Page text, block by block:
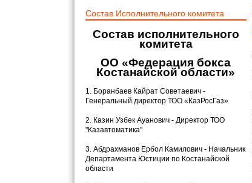
Состав Исполнительного комитета
Состав исполнительного
комитета
ОО «Федерация бокса
Костанайской области»
1. Боранбаев Кайрат Советаевич -
Генеральный директор ТОО «КазРосГаз»
2. Казин Узбек Ауанович - Директор ТОО
"Казавтоматика"
3. Абдрахманов Ербол Камилович - Начальник
Департамента Юстиции по Костанайской
области